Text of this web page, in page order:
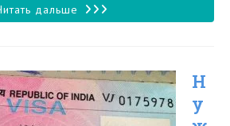
записи: дальше Что
в
отеле
Н
у